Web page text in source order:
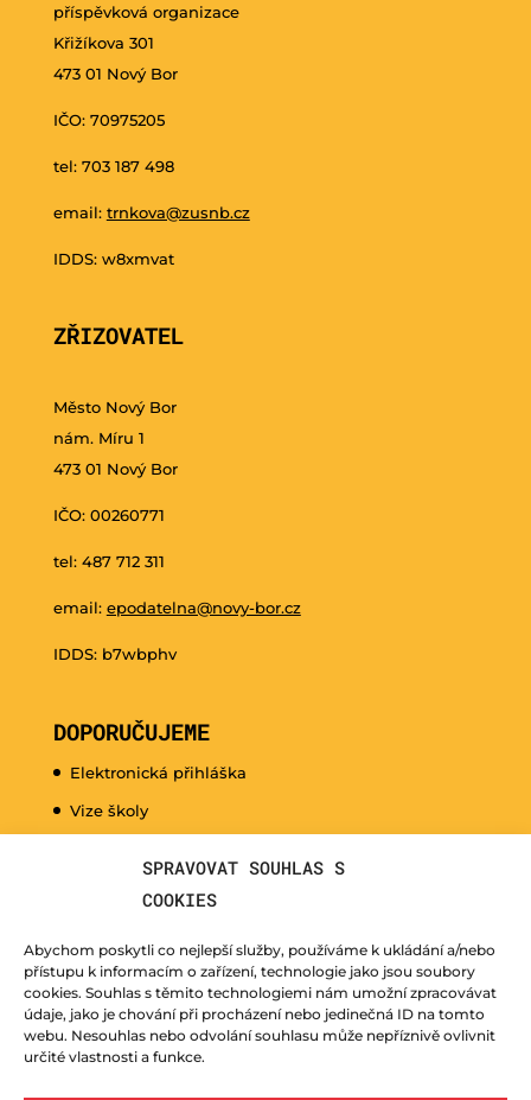
SPRAVOVAT SOUHLAS S
COOKIES
Abychom poskytli co nejlepší služby, používáme k ukládání a/nebo
přístupu k informacím o zařízení, technologie jako jsou soubory
cookies. Souhlas s těmito technologiemi nám umožní zpracovávat
údaje, jako je chování při procházení nebo jedinečná ID na tomto
webu. Nesouhlas nebo odvolání souhlasu může nepříznivě ovlivnit
určité vlastnosti a funkce.
příspěvková organizace
Křižíkova 301
473 01 Nový Bor
IČO: 70975205
tel: 703 187 498
email: trnkova@zusnb.cz
IDDS: w8xmvat
ZŘIZOVATEL
Město Nový Bor
nám. Míru 1
473 01 Nový Bor
IČO: 00260771
tel: 487 712 311
email: epodatelna@novy-bor.cz
IDDS: b7wbphv
DOPORUČUJEME
Elektronická přihláška
Vize školy
Kurzy pro veřejnost
Fotogalerie
Učitelé